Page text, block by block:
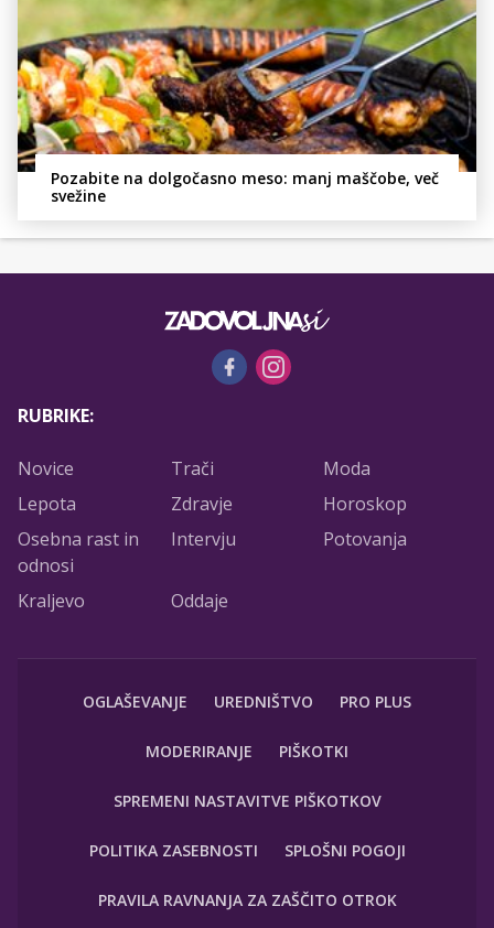
Pozabite na dolgočasno meso: manj maščobe, več
svežine
RUBRIKE:
Novice Trači
Moda
Lepota
Zdravje
Horoskop
Osebna rast in
odnosi
Intervju Potovanja
Kraljevo Oddaje
OGLAŠEVANJE UREDNIŠTVO PRO PLUS
MODERIRANJE PIŠKOTKI
SPREMENI NASTAVITVE PIŠKOTKOV
POLITIKA ZASEBNOSTI SPLOŠNI POGOJI
PRAVILA RAVNANJA ZA ZAŠČITO OTROK